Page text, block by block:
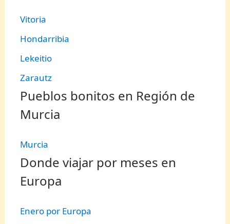
Vitoria
Hondarribia
Lekeitio
Zarautz
Pueblos bonitos en Región de
Murcia
Murcia
Donde viajar por meses en
Europa
Enero por Europa